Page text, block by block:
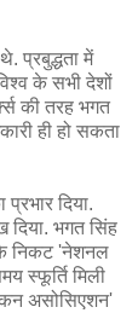
प्रबुद्धता में
के सभी देशों
की तरह भगत
ही हो सकता
दिया.
भगत सिंह
के निकट 'नेशनल
स्फूर्ति मिली
असोसिएशन'